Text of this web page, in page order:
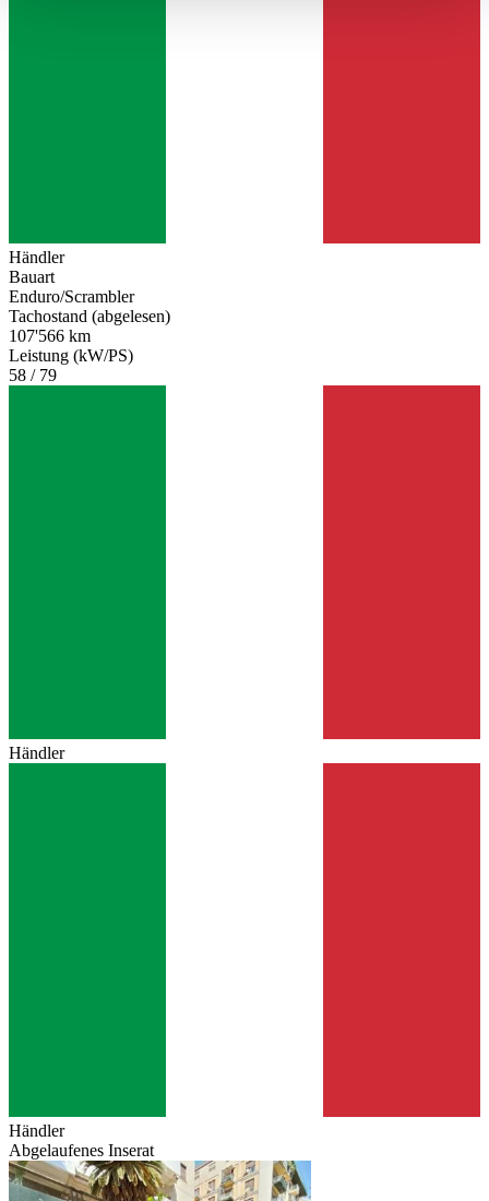
Händler
Bauart
Enduro/Scrambler
Tachostand (abgelesen)
107'566 km
Leistung (kW/PS)
58 / 79
Händler
Händler
Abgelaufenes Inserat